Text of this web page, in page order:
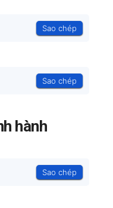
Sao chép
Sao chép
hành
Sao chép